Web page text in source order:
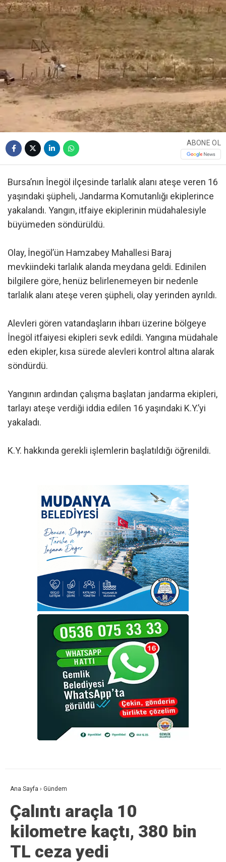
ABONE OL
Bursa’nın İnegöl ilçesinde tarlalık alanı ateşe veren 16
yaşındaki şüpheli, Jandarma Komutanlığı ekiplerince
yakalandı. Yangın, itfaiye ekiplerinin müdahalesiyle
büyümeden söndürüldü.
Olay, İnegöl’ün Hamzabey Mahallesi Baraj
mevkiindeki tarlalık alanda meydana geldi. Edinilen
bilgilere göre, henüz belirlenemeyen bir nedenle
tarlalık alanı ateşe veren şüpheli, olay yerinden ayrıldı.
Alevleri gören vatandaşların ihbarı üzerine bölgeye
İnegöl itfaiyesi ekipleri sevk edildi. Yangına müdahale
eden ekipler, kısa sürede alevleri kontrol altına alarak
söndürdü.
Yangının ardından çalışma başlatan jandarma ekipleri,
tarlayı ateşe verdiği iddia edilen 16 yaşındaki K.Y.’yi
yakaladı.
K.Y. hakkında gerekli işlemlerin başlatıldığı öğrenildi.
Ana Sayfa › Gündem
Çalıntı araçla 10
kilometre kaçtı, 380 bin
TL ceza yedi